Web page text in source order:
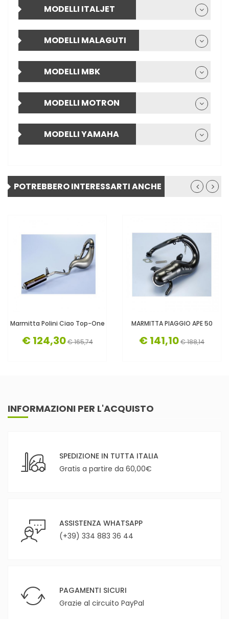
MODELLI ITALJET
MODELLI MALAGUTI
MODELLI MBK
MODELLI MOTRON
MODELLI YAMAHA
POTREBBERO INTERESSARTI ANCHE
Marmitta Polini Ciao Top-One
€ 124,30€ 165,74
MARMITTA PIAGGIO APE 50
€ 141,10€ 188,14
INFORMAZIONI PER L'ACQUISTO
SPEDIZIONE IN TUTTA ITALIA
Gratis a partire da 60,00€
ASSISTENZA WHATSAPP
(+39) 334 883 36 44
PAGAMENTI SICURI
Grazie al circuito PayPal